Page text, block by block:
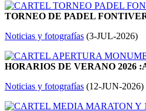
TORNEO DE PADEL
Noticias y fotografías (3-JUL-2026)
HORARIOS DE VERANO 2026
Noticias y fotografías (12-JUN-2026)